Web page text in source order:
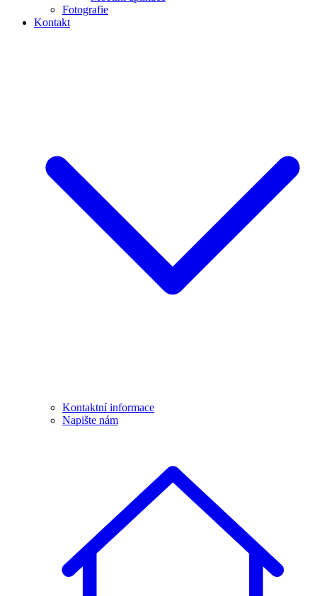
Fotografie
Kontakt
Kontaktní informace
Napište nám